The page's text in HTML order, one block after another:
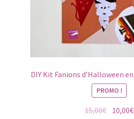
DIY Kit Fanions d’Halloween
PROMO !
15,00€ Le10,00€